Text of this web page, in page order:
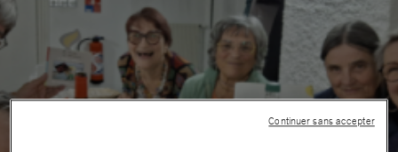
Continuer sans accepter